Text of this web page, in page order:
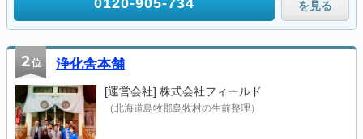
0120-905-734
を見る
2位 浄化舎本舗
[運営会社] 株式会社フィールド
（北海道島牧郡島牧村の生前整理）